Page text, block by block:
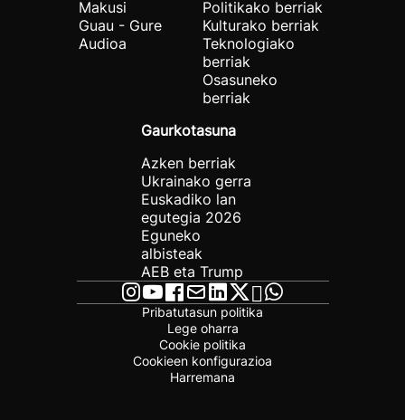
Makusi
Guau - Gure
Audioa
Politikako berriak
Kulturako berriak
Teknologiako
berriak
Osasuneko
berriak
Gaurkotasuna
Azken berriak
Ukrainako gerra
Euskadiko lan
egutegia 2026
Eguneko
albisteak
AEB eta Trump
Pribatutasun politika
Lege oharra
Cookie politika
Cookieen konfigurazioa
Harremana